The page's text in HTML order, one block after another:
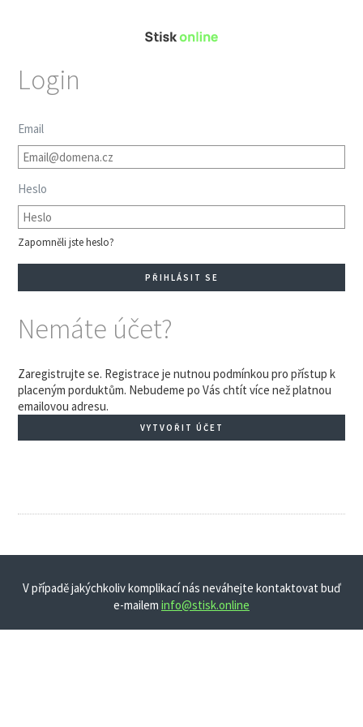
Login
Email
Heslo
Zapomněli jste heslo?
Nemáte účet?
Zaregistrujte se. Registrace je nutnou podmínkou pro přístup k
placeným porduktům. Nebudeme po Vás chtít více než platnou
emailovou adresu.
VYTVOŘIT ÚČET
V případě jakýchkoliv komplikací nás neváhejte kontaktovat buď
e-mailem info@stisk.online